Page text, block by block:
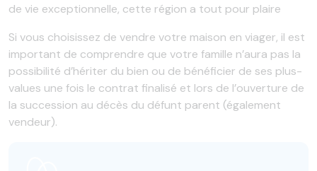
de vie exceptionnelle, cette région a tout pour plaire
Si vous choisissez de vendre votre maison en viager, il est
important de comprendre que votre famille n’aura pas la
possibilité d’hériter du bien ou de bénéficier de ses plus-
values une fois le contrat finalisé et lors de l’ouverture de
la succession au décès du défunt parent (également
vendeur).